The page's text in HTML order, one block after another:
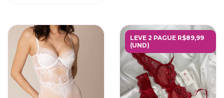
LEVE 2 PAGUE R$89,99
(UND)